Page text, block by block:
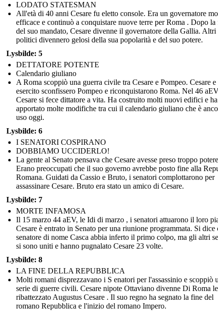
LODATO STATESMAN
All'età di 40 anni Cesare fu eletto console. Era un governatore
efficace e continuò a conquistare nuove terre per Roma . Dopo la
del suo mandato, Cesare divenne il governatore della Gallia. Altri
politici divennero gelosi della sua popolarità e del suo potere.
Lysbilde: 5
DETTATORE POTENTE
Calendario giuliano
A Roma scoppiò una guerra civile tra Cesare e Pompeo. Cesare
esercito sconfissero Pompeo e riconquistarono Roma. Nel 46
Cesare si fece dittatore a vita. Ha costruito molti nuovi edifici e ha
apportato molte modifiche tra cui il calendario giuliano che è
uso oggi.
Lysbilde: 6
I SENATORI COSPIRANO
DOBBIAMO UCCIDERLO!
La gente al Senato pensava che Cesare avesse preso troppo
Erano preoccupati che il suo governo avrebbe posto fine alla
Romana. Guidati da Cassio e Bruto, i senatori complottarono per
assassinare Cesare. Bruto era stato un amico di Cesare.
Lysbilde: 7
MORTE INFAMOSA
Il 15 marzo 44 aEV, le Idi di marzo , i senatori attuarono il loro
Cesare è entrato in Senato per una riunione programmata. Si dice
senatore di nome Casca abbia inferto il primo colpo, ma gli altri
si sono uniti e hanno pugnalato Cesare 23 volte.
Lysbilde: 8
LA FINE DELLA REPUBBLICA
Molti romani disprezzavano i S enatori per l'assassinio e scoppiò
serie di guerre civili. Cesare nipote Ottaviano divenne Di Roma
ribattezzato Augustus Cesare . Il suo regno ha segnato la fine del
romano Repubblica e l'inizio del romano Impero.